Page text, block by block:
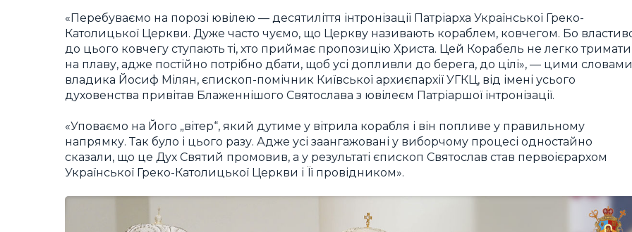
«Перебуваємо на порозі ювілею — десятиліття інтронізації Патріарха Української Греко-
Католицької Церкви. Дуже часто чуємо, що Церкву називають кораблем, ковчегом. Бо
до цього ковчегу ступають ті, хто приймає пропозицію Христа. Цей Корабель не легко тримати
на плаву, адже постійно потрібно дбати, щоб усі допливли до берега, до цілі», — цими словами
владика Йосиф Мілян, єпископ-помічник Київської архиєпархії УГКЦ, від імені усього
духовенства привітав Блаженнішого Святослава з ювілеєм Патріаршої інтронізації.
«Уповаємо на Його „вітер“, який дутиме у вітрила корабля і він попливе у правильному
напрямку. Так було і цього разу. Адже усі заангажовані у виборчому процесі одностайно
сказали, що це Дух Святий промовив, а у результаті єпископ Святослав став первоієрархом
Української Греко-Католицької Церкви і Її провідником».